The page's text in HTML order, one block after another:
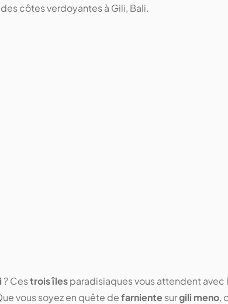
? Cestrois îlesparadisiaques vous attendent avec
vous soyez en quête defarnientesurgili meno,